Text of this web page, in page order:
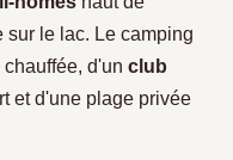
sur le lac. Le camping
d'un club
et d'une plage privée